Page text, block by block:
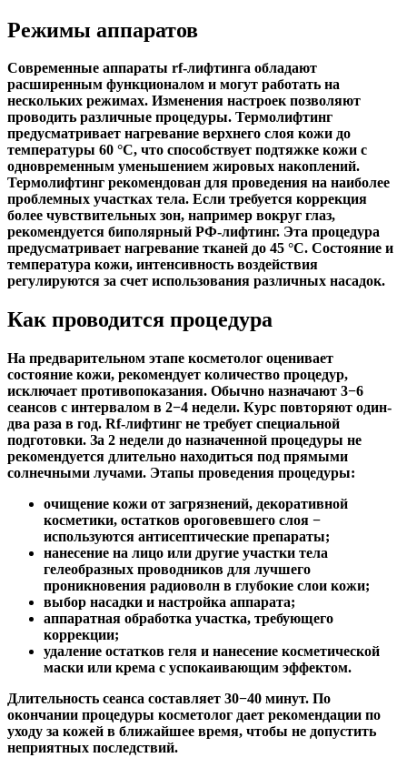
Режимы аппаратов
Современные аппараты rf-лифтинга обладают
расширенным функционалом и могут работать на
нескольких режимах. Изменения настроек позволяют
проводить различные процедуры. Термолифтинг
предусматривает нагревание верхнего слоя кожи до
температуры 60 °C, что способствует подтяжке кожи с
одновременным уменьшением жировых накоплений.
Термолифтинг рекомендован для проведения на наиболее
проблемных участках тела. Если требуется коррекция
более чувствительных зон, например вокруг глаз,
рекомендуется биполярный РФ-лифтинг. Эта процедура
предусматривает нагревание тканей до 45 °C. Состояние и
температура кожи, интенсивность воздействия
регулируются за счет использования различных насадок.
Как проводится процедура
На предварительном этапе косметолог оценивает
состояние кожи, рекомендует количество процедур,
исключает противопоказания. Обычно назначают 3−6
сеансов с интервалом в 2−4 недели. Курс повторяют один-
два раза в год. Rf-лифтинг не требует специальной
подготовки. За 2 недели до назначенной процедуры не
рекомендуется длительно находиться под прямыми
солнечными лучами. Этапы проведения процедуры:
очищение кожи от загрязнений, декоративной
косметики, остатков ороговевшего слоя −
используются антисептические препараты;
нанесение на лицо или другие участки тела
гелеобразных проводников для лучшего
проникновения радиоволн в глубокие слои кожи;
выбор насадки и настройка аппарата;
аппаратная обработка участка, требующего
коррекции;
удаление остатков геля и нанесение косметической
маски или крема с успокаивающим эффектом.
Длительность сеанса составляет 30−40 минут. По
окончании процедуры косметолог дает рекомендации по
уходу за кожей в ближайшее время, чтобы не допустить
неприятных последствий.